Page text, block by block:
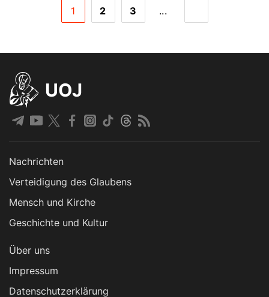
1 2 3 ...
UOJ
Nachrichten
Verteidigung des Glaubens
Mensch und Kirche
Geschichte und Kultur
Über uns
Impressum
Datenschutzerklärung